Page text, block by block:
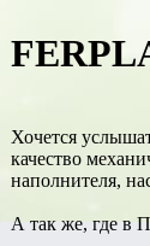
Хочется
качество
наполнителя,
А так же, где в